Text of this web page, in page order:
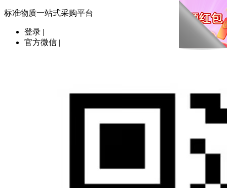
标准物质一站式采购平台
登录 |
官方微信 |